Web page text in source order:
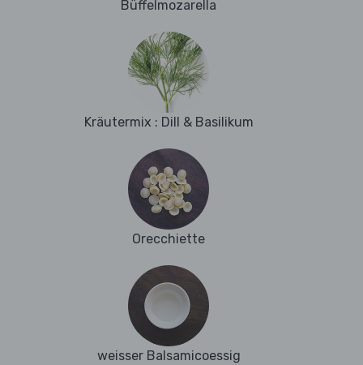
Büffelmozarella
Kräutermix : Dill & Basilikum
Orecchiette
weisser Balsamicoessig